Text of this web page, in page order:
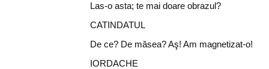
Las-o asta; te mai doare obrazul?
CATINDATUL
De ce? De măsea? Aş! Am magnetizat-o!
IORDACHE